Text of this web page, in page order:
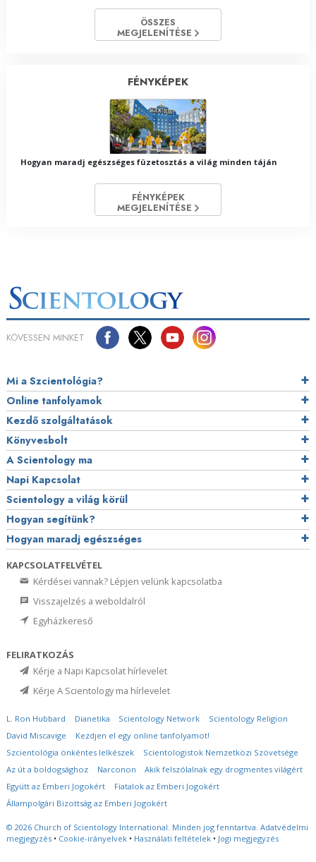
ÖSSZES
MEGJELENÍTÉSE
FÉNYKÉPEK
Hogyan maradj egészséges füzetosztás a világ minden táján
FÉNYKÉPEK
MEGJELENÍTÉSE
KÖVESSEN MINKET
Mi a Szcientológia?
Online tanfolyamok
Kezdő szolgáltatások
Könyvesbolt
A Scientology ma
Napi Kapcsolat
Scientology a világ körül
Hogyan segítünk?
Hogyan maradj egészséges
KAPCSOLATFELVÉTEL
Kérdései vannak? Lépjen velünk kapcsolatba
Visszajelzés a weboldalról
Egyházkereső
FELIRATKOZÁS
Kérje a Napi Kapcsolat hírlevelet
Kérje A Scientology ma hírlevelet
L. Ron Hubbard Dianetika Scientology Network
Scientology Religion
David Miscavige
Kezdjen el egy online tanfolyamot!
Szcientológia önkéntes lelkészek
Scientologistok Nemzetközi Szövetsége
Az út a boldogsághoz
Narconon
Akik felszólalnak egy drogmentes világért
Együtt az Emberi Jogokért
Fiatalok az Emberi Jogokért
Állampolgári Bizottság az Emberi Jogokért
© 2026 Church of Scientology International. Minden jog fenntartva. Adatvédelmi
megjegyzés • Cookie-irányelvek • Használati feltételek • Jogi megjegyzés